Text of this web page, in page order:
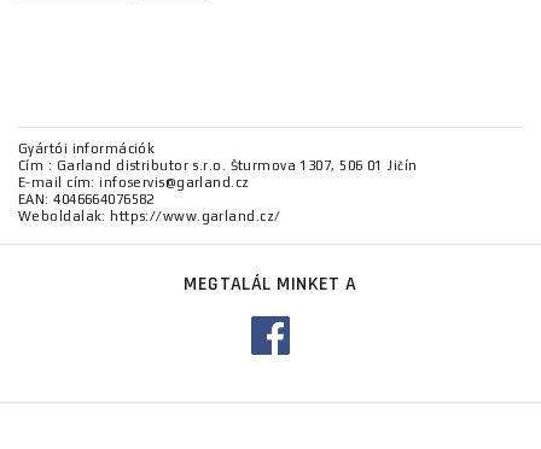
Gyártói információk
Cím : Garland distributor s.r.o. Šturmova 1307, 506 01 Jičín
E-mail cím: infoservis@garland.cz
EAN: 4046664076582
Weboldalak: https://www.garland.cz/
MEGTALÁL MINKET A